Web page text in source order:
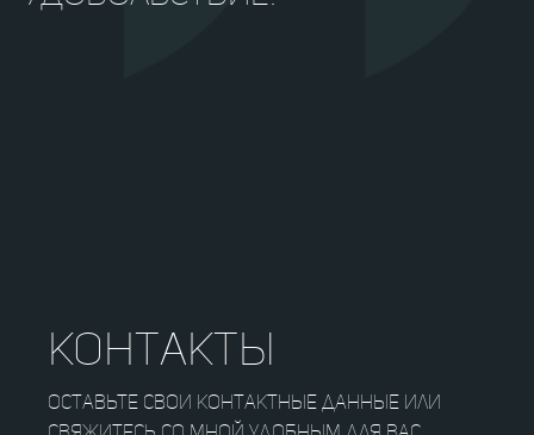
контакты
оставьте свои контактные данные или